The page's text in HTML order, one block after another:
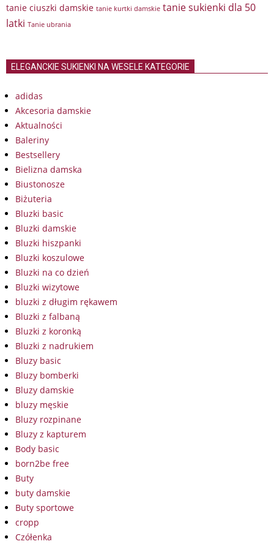
tanie ciuszki damskie tanie kurtki damskie tanie sukienki dla 50
latki Tanie ubrania
ELEGANCKIE SUKIENKI NA WESELE KATEGORIE
adidas
Akcesoria damskie
Aktualności
Baleriny
Bestsellery
Bielizna damska
Biustonosze
Biżuteria
Bluzki basic
Bluzki damskie
Bluzki hiszpanki
Bluzki koszulowe
Bluzki na co dzień
Bluzki wizytowe
bluzki z długim rękawem
Bluzki z falbaną
Bluzki z koronką
Bluzki z nadrukiem
Bluzy basic
Bluzy bomberki
Bluzy damskie
bluzy męskie
Bluzy rozpinane
Bluzy z kapturem
Body basic
born2be free
Buty
buty damskie
Buty sportowe
cropp
Czółenka